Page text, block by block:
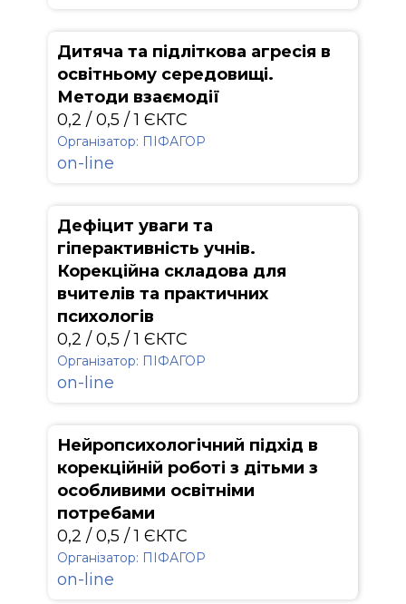
Дитяча та підліткова агресія в
освітньому середовищі.
Методи взаємодії
0,2 / 0,5 / 1 ЄКТС
Організатор: ПІФАГОР
on-line
Дефіцит уваги та
гіперактивність учнів.
Корекційна складова для
вчителів та практичних
психологів
0,2 / 0,5 / 1 ЄКТС
Організатор: ПІФАГОР
on-line
Нейропсихологічний підхід в
корекційній роботі з дітьми з
особливими освітніми
потребами
0,2 / 0,5 / 1 ЄКТС
Організатор: ПІФАГОР
on-line